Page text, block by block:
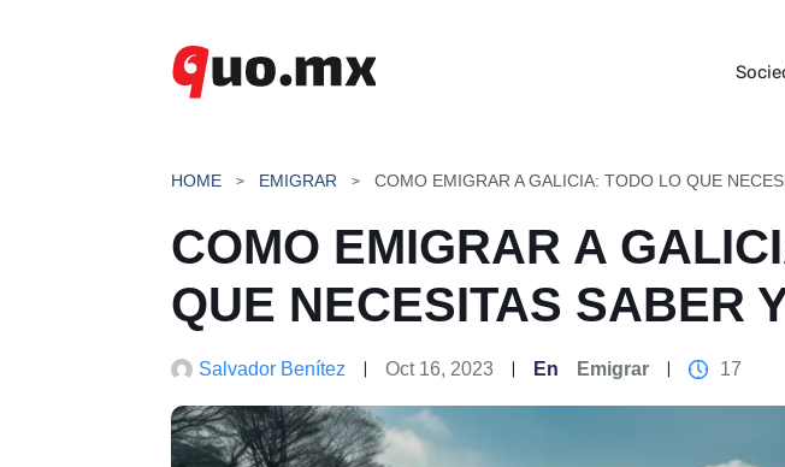
HOME EMIGRAR
COMO EMIGRAR A
QUE NECESITAS SABER
Salvador Benítez Oct 16, 2023 En Emigrar 17